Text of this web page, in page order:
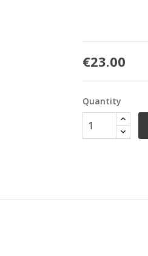
€23.00
Quantity